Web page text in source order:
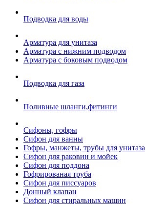
Подводка для воды
Арматура для унитаза
Арматура с нижним подводом
Арматура с боковым подводом
Подводка для газа
Поливные шланги,фитинги
Сифоны, гофры
Сифон для ванны
Гофры, манжеты, трубы для унитаза
Сифон для раковин и мойек
Сифон для поддона
Гофрированая труба
Сифон для писсуаров
Донный клапан
Сифон для стиральных машин